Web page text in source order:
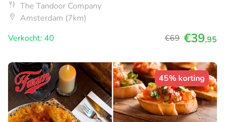
The Tandoor Company
Amsterdam (7km)
Verkocht: 40
€69 €39,95
45% korting